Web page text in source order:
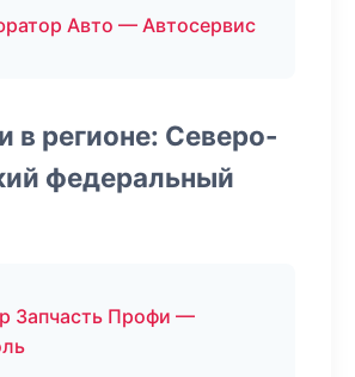
Авто — Автосервис
в регионе: Северо-
федеральный
Запчасть Профи —